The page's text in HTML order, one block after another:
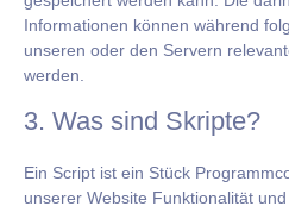
Informationen können während
unseren oder den Servern
werden.
3. Was sind Skripte?
Ein Script ist ein Stück
unserer Website Funktionalität